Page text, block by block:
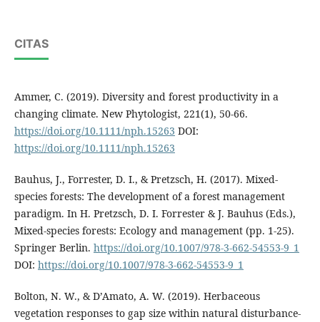
CITAS
Ammer, C. (2019). Diversity and forest productivity in a
changing climate. New Phytologist, 221(1), 50-66.
https://doi.org/10.1111/nph.15263 DOI:
https://doi.org/10.1111/nph.15263
Bauhus, J., Forrester, D. I., & Pretzsch, H. (2017). Mixed-
species forests: The development of a forest management
paradigm. In H. Pretzsch, D. I. Forrester & J. Bauhus (Eds.),
Mixed-species forests: Ecology and management (pp. 1-25).
Springer Berlin. https://doi.org/10.1007/978-3-662-54553-9_1
DOI: https://doi.org/10.1007/978-3-662-54553-9_1
Bolton, N. W., & D’Amato, A. W. (2019). Herbaceous
vegetation responses to gap size within natural disturbance-